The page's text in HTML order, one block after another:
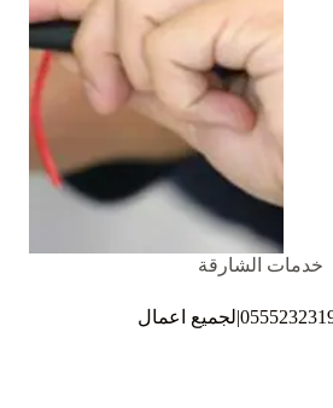
خدمات الشارقة
كهربائي في الشارقة |0555232319|لجميع اعمال